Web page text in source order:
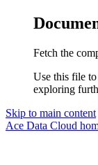
Fetch the
Use this file
exploring
Skip to main content
Ace Data Cloud